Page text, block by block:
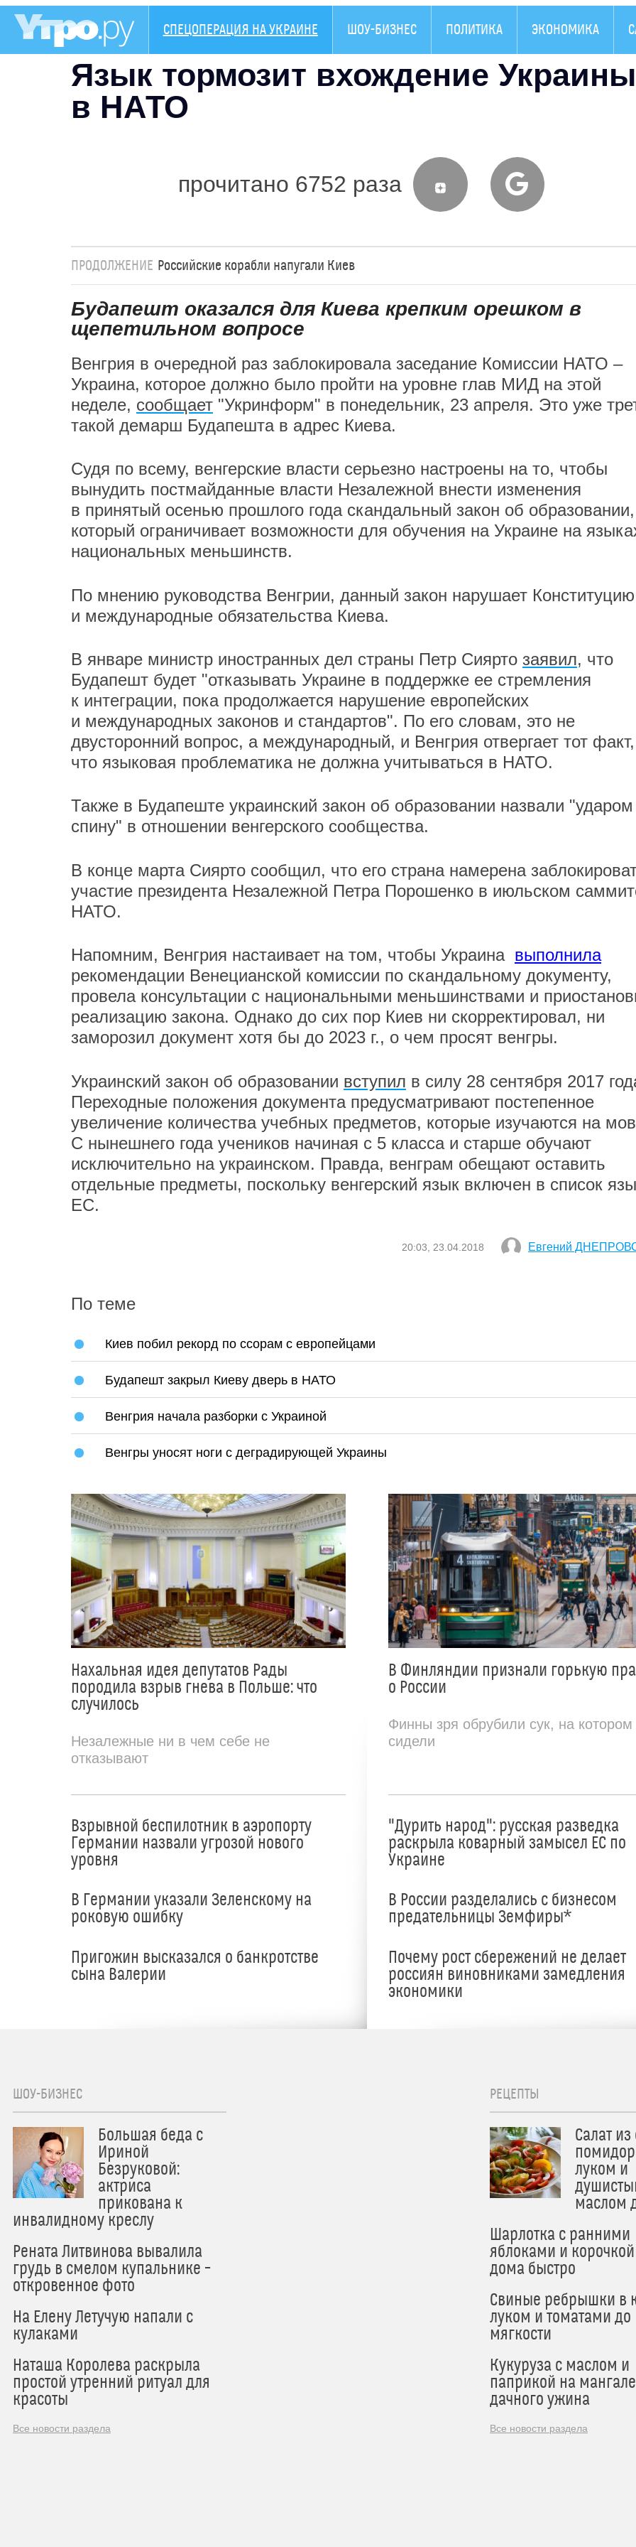
СПЕЦОПЕРАЦИЯ НА УКРАИНЕ ШОУ-БИЗНЕС ПОЛИТИКА ЭКОНОМИКА
Язык тормозит вхождение Украины
в НАТО
прочитано 6752 раза
ПРОДОЛЖЕНИЕ Российские корабли напугали Киев
Будапешт оказался для Киева крепким орешком в
щепетильном вопросе
Венгрия в очередной раз заблокировала заседание Комиссии НАТО –
Украина, которое должно было пройти на уровне глав МИД на этой
неделе, сообщает "Укринформ" в понедельник, 23 апреля. Это уже
такой демарш Будапешта в адрес Киева.
Судя по всему, венгерские власти серьезно настроены на то, чтобы
вынудить постмайданные власти Незалежной внести изменения
в принятый осенью прошлого года скандальный закон об образовании,
который ограничивает возможности для обучения на Украине на
национальных меньшинств.
По мнению руководства Венгрии, данный закон нарушает Конституцию
и международные обязательства Киева.
В январе министр иностранных дел страны Петр Сиярто заявил, что
Будапешт будет "отказывать Украине в поддержке ее стремления
к интеграции, пока продолжается нарушение европейских
и международных законов и стандартов". По его словам, это не
двусторонний вопрос, а международный, и Венгрия отвергает тот факт,
что языковая проблематика не должна учитываться в НАТО.
Также в Будапеште украинский закон об образовании назвали
спину" в отношении венгерского сообщества.
В конце марта Сиярто сообщил, что его страна намерена
участие президента Незалежной Петра Порошенко в июльском
НАТО.
Напомним, Венгрия настаивает на том, чтобы Украина выполнила
рекомендации Венецианской комиссии по скандальному документу,
провела консультации с национальными меньшинствами и
реализацию закона. Однако до сих пор Киев ни скорректировал, ни
заморозил документ хотя бы до 2023 г., о чем просят венгры.
Украинский закон об образовании вступил в силу 28 сентября 2017
Переходные положения документа предусматривают постепенное
увеличение количества учебных предметов, которые изучаются на
С нынешнего года учеников начиная с 5 класса и старше обучают
исключительно на украинском. Правда, венграм обещают оставить
отдельные предметы, поскольку венгерский язык включен в список
ЕС.
20:03, 23.04.2018 Евгений
По теме
Киев побил рекорд по ссорам с европейцами
Будапешт закрыл Киеву дверь в НАТО
Венгрия начала разборки с Украиной
Венгры уносят ноги с деградирующей Украины
Нахальная идея депутатов Рады
породила взрыв гнева в Польше: что
случилось
Незалежные ни в чем себе не
отказывают
Взрывной беспилотник в аэропорту
Германии назвали угрозой нового
уровня
В Германии указали Зеленскому на
роковую ошибку
Пригожин высказался о банкротстве
сына Валерии
В Финляндии признали горькую
о России
Финны зря обрубили сук, на котором
сидели
"Дурить народ": русская разведка
раскрыла коварный замысел ЕС по
Украине
В России разделались с бизнесом
предательницы Земфиры*
Почему рост сбережений не делает
россиян виновниками замедления
экономики
ШОУ-БИЗНЕС
Большая беда с
Ириной
Безруковой:
актриса
прикована к
инвалидному креслу
Рената Литвинова вывалила
грудь в смелом купальнике –
откровенное фото
На Елену Летучую напали с
кулаками
Наташа Королева раскрыла
простой утренний ритуал для
красоты
Все новости раздела
РЕЦЕПТЫ
Салат
луком и
маслом
Шарлотка с ранними
яблоками и
дома быстро
Свиные ребрышки в
луком и томатами до
мягкости
Кукуруза с маслом и
паприкой на
дачного ужина
Все новости раздела